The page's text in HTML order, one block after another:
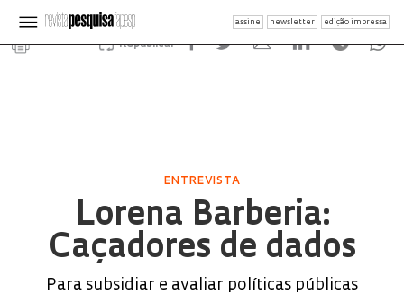
assine newsletter edição impressa
Republicar
ENTREVISTA
Lorena Barberia:
Caçadores de dados
Para subsidiar e avaliar políticas públicas